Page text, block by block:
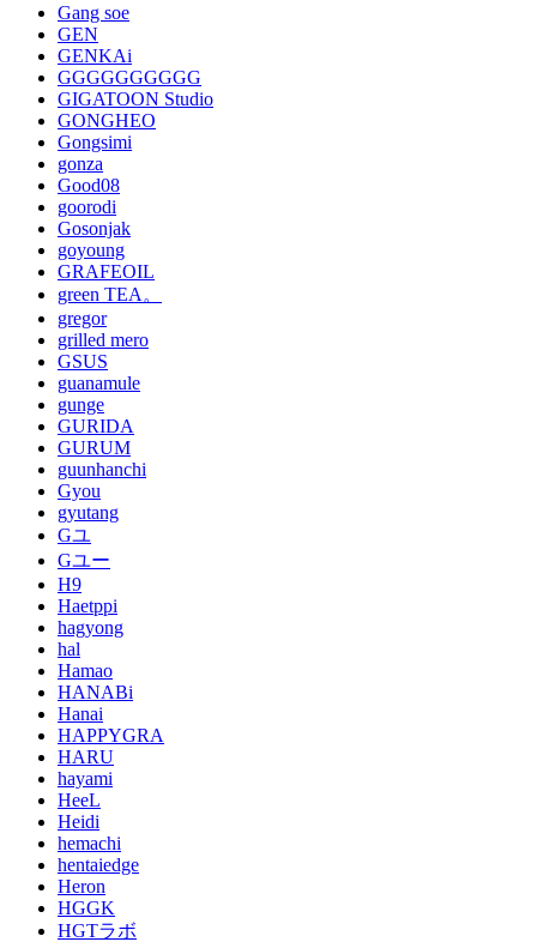
Gang soe
GEN
GENKAi
GGGGGGGGGG
GIGATOON Studio
GONGHEO
Gongsimi
gonza
Good08
goorodi
Gosonjak
goyoung
GRAFEOIL
green TEA。
gregor
grilled mero
GSUS
guanamule
gunge
GURIDA
GURUM
guunhanchi
Gyou
gyutang
Gユ
Gユー
H9
Haetppi
hagyong
hal
Hamao
HANABi
Hanai
HAPPYGRA
HARU
hayami
HeeL
Heidi
hemachi
hentaiedge
Heron
HGGK
HGTラボ